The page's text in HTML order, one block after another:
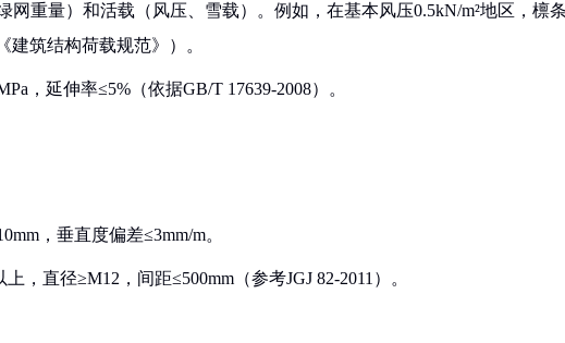
网重量）和活载（风压、雪载）。例如，在基本风压0.5kN/m²地区，檩
建筑结构荷载规范》）。
，延伸率≤5%（依据GB/T 17639-2008）。
，垂直度偏差≤3mm/m。
，直径≥M12，间距≤500mm（参考JGJ 82-2011）。